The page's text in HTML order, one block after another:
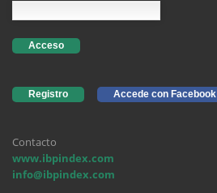
Acceso
Registro Accede con Facebook
Contacto
www.ibpindex.com
info@ibpindex.com